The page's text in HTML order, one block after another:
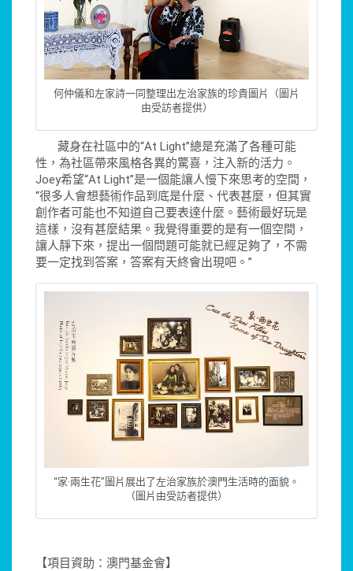
何仲儀和左家詩一同整理出左治家族的珍貴圖片（圖片
由受訪者提供）
藏身在社區中的“At Light”總是充滿了各種可能
性，為社區帶來風格各異的驚喜，注入新的活力。
Joey希望“At Light”是一個能讓人慢下來思考的空間，
“很多人會想藝術作品到底是什麼、代表甚麼，但其實
創作者可能也不知道自己要表達什麼。藝術最好玩是
這樣，沒有甚麼結果。我覺得重要的是有一個空間，
讓人靜下來，提出一個問題可能就已經足夠了，不需
要一定找到答案，答案有天終會出現吧。”
“家·兩生花”圖片展出了左治家族於澳門生活時的面貌。
（圖片由受訪者提供）
【項目資助：澳門基金會】